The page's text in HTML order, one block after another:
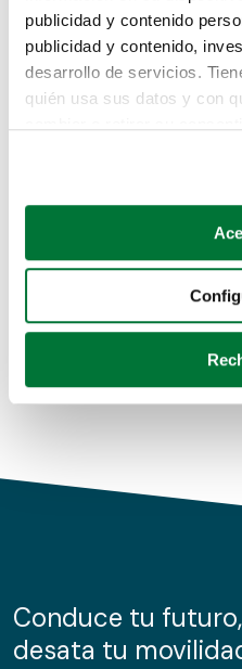
publicidad y contenido
publicidad y contenido,
desarrollo de servicios.
quién usa sus datos y con
Si lo permite, también
Recopilar información
Identificar su
para buscar
Obtenga más información
de cookies.
información sobre el uso
nuestros partners de redes
te hemos
Pero puedes encontrar
buscando en alguno de
Coches de segunda mano
Coches de km0
Conduce tu futuro,
desata tu